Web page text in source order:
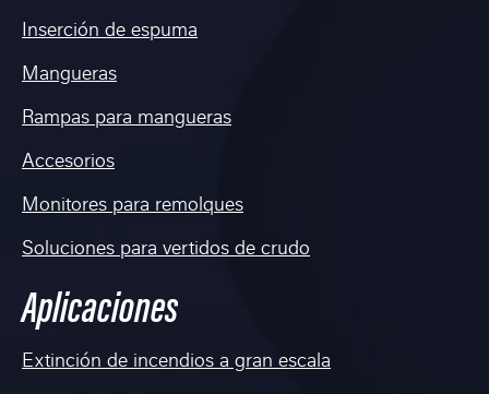
Inserción de espuma
Mangueras
Rampas para mangueras
Accesorios
Monitores para remolques
Soluciones para vertidos de crudo
Aplicaciones
Extinción de incendios a gran escala